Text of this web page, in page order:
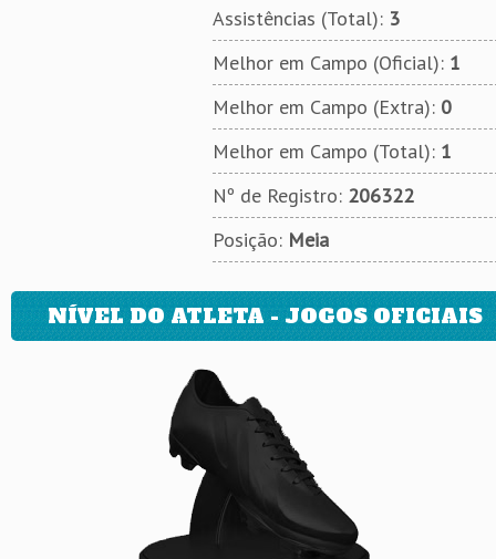
Assistências (Total): 3
Melhor em Campo (Oficial): 1
Melhor em Campo (Extra): 0
Melhor em Campo (Total): 1
Nº de Registro: 206322
Posição: Meia
NÍVEL DO ATLETA - JOGOS OFICIAIS